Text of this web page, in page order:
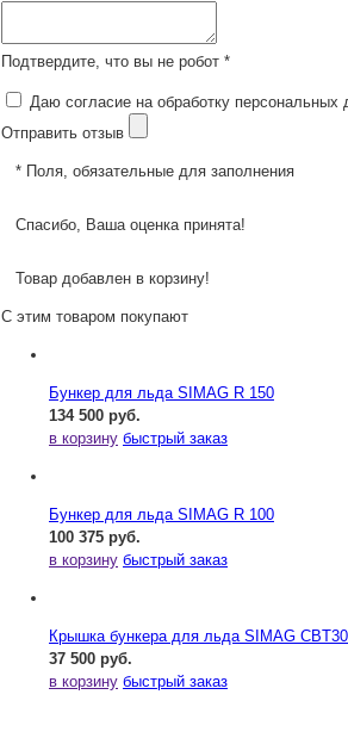
Подтвердите, что вы не робот *
Даю согласие на обработку персональных
Отправить отзыв
* Поля, обязательные для заполнения
Спасибо, Ваша оценка принята!
Товар добавлен в корзину!
С этим товаром покупают
Бункер для льда SIMAG R 150
134 500 руб.
в корзину быстрый заказ
Бункер для льда SIMAG R 100
100 375 руб.
в корзину быстрый заказ
Крышка бункера для льда SIMAG
37 500 руб.
в корзину быстрый заказ